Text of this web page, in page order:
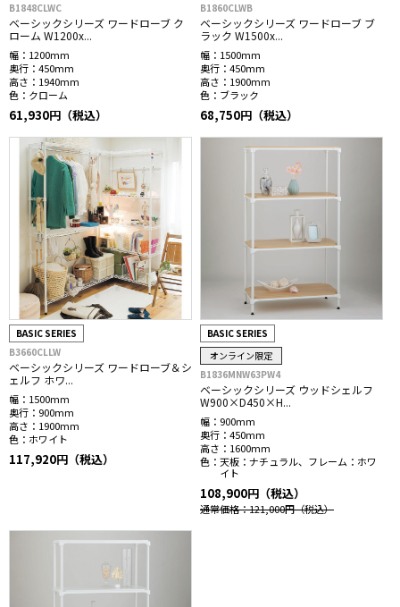
B1848CLWC
ベーシックシリーズ ワードローブ ク
ローム W1200x...
幅： 1200mm
奥行： 450mm
高さ： 1940mm
色： クローム
61,930円（税込）
B1860CLWB
ベーシックシリーズ ワードローブ ブ
ラック W1500x...
幅： 1500mm
奥行： 450mm
高さ： 1900mm
色： ブラック
68,750円（税込）
BASIC SERIES
B3660CLLW
ベーシックシリーズ ワードローブ＆シ
ェルフ ホワ...
幅： 1500mm
奥行： 900mm
高さ： 1900mm
色： ホワイト
117,920円（税込）
BASIC SERIES
オンライン限定
B1836MNW63PW4
ベーシックシリーズ ウッドシェルフ
W900×D450×H...
幅： 900mm
奥行： 450mm
高さ： 1600mm
色： 天板：ナチュラル、フレーム：ホワ
イト
108,900円（税込）
通常価格：121,000円（税込）